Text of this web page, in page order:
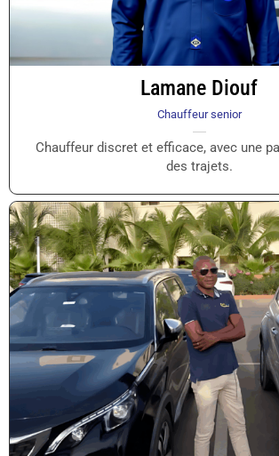
Lamane Diouf
Chauffeur senior
Chauffeur discret et efficace, avec une
des trajets.